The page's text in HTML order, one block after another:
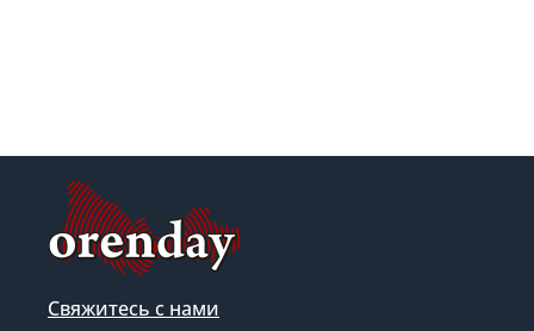
Свяжитесь с нами